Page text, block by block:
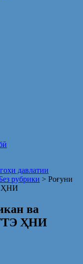
давлатии
рубрики > Роғуни
ҲНИ
ва
ҲНИ